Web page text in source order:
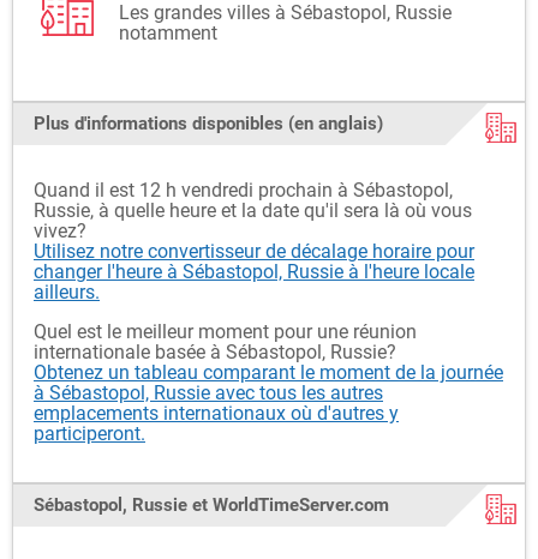
Les grandes villes à Sébastopol, Russie
notamment
Plus d'informations disponibles (en anglais)
Quand il est 12 h vendredi prochain à Sébastopol,
Russie, à quelle heure et la date qu'il sera là où vous
vivez?
Utilisez notre convertisseur de décalage horaire pour
changer l'heure à Sébastopol, Russie à l'heure locale
ailleurs.
Quel est le meilleur moment pour une réunion
internationale basée à Sébastopol, Russie?
Obtenez un tableau comparant le moment de la journée
à Sébastopol, Russie avec tous les autres
emplacements internationaux où d'autres y
participeront.
Sébastopol, Russie et WorldTimeServer.com